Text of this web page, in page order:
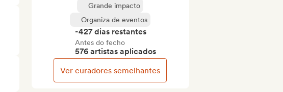
Grande impacto
Organiza de eventos
-427 dias restantes
Antes do fecho
576 artistas aplicados
Ver curadores semelhantes